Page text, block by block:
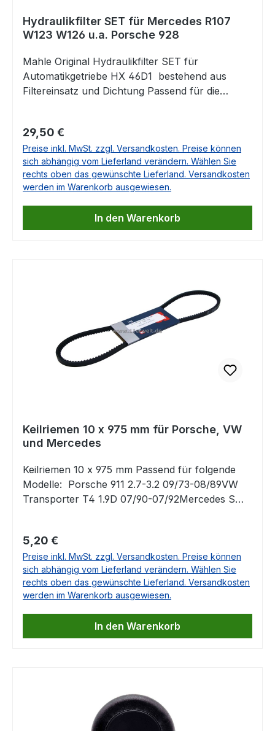
Hydraulikfilter SET für Mercedes R107
W123 W126 u.a. Porsche 928
Mahle Original Hydraulikfilter SET für
Automatikgetriebe HX 46D1 bestehend aus
Filtereinsatz und Dichtung Passend für die
W201Mercedes W202Mercedes S202Mercedes
A124Mercedes C123Mercedes C124Mercedes
W124Mercedes W210Mercedes S210Mercedes
W463Mercedes W126Mercedes W140Mercedes
C126Mercedes C140Mercedes R107Mercedes
R129Mercedes C107Mercedes W123Mercedes
T1/TNMercedes T1Mercedes T2Porsche 928
Regulärer Preis:
29,50 €
Preise inkl. MwSt. zzgl. Versandkosten. Preise können
sich abhängig vom Lieferland verändern. Wählen Sie
rechts oben das gewünschte Lieferland. Versandkosten
werden im Warenkorb ausgewiesen.
In den Warenkorb
Keilriemen 10 x 975 mm für Porsche, VW
und Mercedes
Keilriemen 10 x 975 mm Passend für folgende
Modelle: Porsche 911 2.7-3.2 09/73-08/89VW
Transporter T4 1.9D 07/90-07/92Mercedes S
(incl. D) 02/76-11/85 Ersetzt Originalteil:
9001920050, 90019200550, 0029975892,
0069973092, 035145271G, A0069973092,
A0079971892, 0029973592, 0029975592,
0039973592, 0079971892, 028903137E,
7753009509
Regulärer Preis:
5,20 €
Preise inkl. MwSt. zzgl. Versandkosten. Preise können
sich abhängig vom Lieferland verändern. Wählen Sie
rechts oben das gewünschte Lieferland. Versandkosten
werden im Warenkorb ausgewiesen.
In den Warenkorb